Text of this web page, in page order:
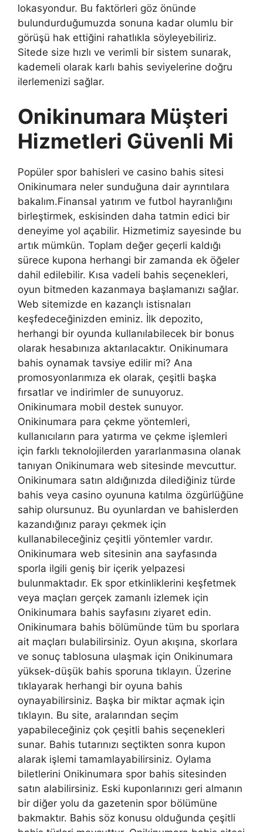
lokasyondur. Bu faktörleri göz önünde
bulundurduğumuzda sonuna kadar olumlu bir
görüşü hak ettiğini rahatlıkla söyleyebiliriz.
Sitede size hızlı ve verimli bir sistem sunarak,
kademeli olarak karlı bahis seviyelerine doğru
ilerlemenizi sağlar.
Onikinumara Müşteri
Hizmetleri Güvenli Mi
Popüler spor bahisleri ve casino bahis sitesi
Onikinumara neler sunduğuna dair ayrıntılara
bakalım.Finansal yatırım ve futbol hayranlığını
birleştirmek, eskisinden daha tatmin edici bir
deneyime yol açabilir. Hizmetimiz sayesinde bu
artık mümkün. Toplam değer geçerli kaldığı
sürece kupona herhangi bir zamanda ek öğeler
dahil edilebilir. Kısa vadeli bahis seçenekleri,
oyun bitmeden kazanmaya başlamanızı sağlar.
Web sitemizde en kazançlı istisnaları
keşfedeceğinizden eminiz. İlk depozito,
herhangi bir oyunda kullanılabilecek bir bonus
olarak hesabınıza aktarılacaktır. Onikinumara
bahis oynamak tavsiye edilir mi? Ana
promosyonlarımıza ek olarak, çeşitli başka
fırsatlar ve indirimler de sunuyoruz.
Onikinumara mobil destek sunuyor.
Onikinumara para çekme yöntemleri,
kullanıcıların para yatırma ve çekme işlemleri
için farklı teknolojilerden yararlanmasına olanak
tanıyan Onikinumara web sitesinde mevcuttur.
Onikinumara satın aldığınızda dilediğiniz türde
bahis veya casino oyununa katılma özgürlüğüne
sahip olursunuz. Bu oyunlardan ve bahislerden
kazandığınız parayı çekmek için
kullanabileceğiniz çeşitli yöntemler vardır.
Onikinumara web sitesinin ana sayfasında
sporla ilgili geniş bir içerik yelpazesi
bulunmaktadır. Ek spor etkinliklerini keşfetmek
veya maçları gerçek zamanlı izlemek için
Onikinumara bahis sayfasını ziyaret edin.
Onikinumara bahis bölümünde tüm bu sporlara
ait maçları bulabilirsiniz. Oyun akışına, skorlara
ve sonuç tablosuna ulaşmak için Onikinumara
yüksek-düşük bahis sporuna tıklayın. Üzerine
tıklayarak herhangi bir oyuna bahis
oynayabilirsiniz. Başka bir miktar açmak için
tıklayın. Bu site, aralarından seçim
yapabileceğiniz çok çeşitli bahis seçenekleri
sunar. Bahis tutarınızı seçtikten sonra kupon
alarak işlemi tamamlayabilirsiniz. Oylama
biletlerini Onikinumara spor bahis sitesinden
satın alabilirsiniz. Eski kuponlarınızı geri almanın
bir diğer yolu da gazetenin spor bölümüne
bakmaktır. Bahis söz konusu olduğunda çeşitli